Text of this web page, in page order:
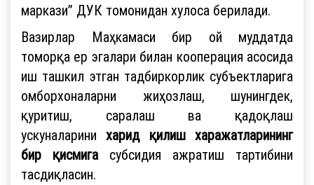
маркази” ДУК томонидан хулоса берилади.
Вазирлар Маҳкамаси бир ой муддатда
томорқа ер эгалари билан кооперация асосида
иш ташкил этган тадбиркорлик субъектларига
омборхоналарни жиҳозлаш, шунингдек,
қуритиш, саралаш ва қадоқлаш
ускуналаринихарид қилиш харажатларининг
бир қисмигасубсидия ажратиш тартибини
тасдиқласин.